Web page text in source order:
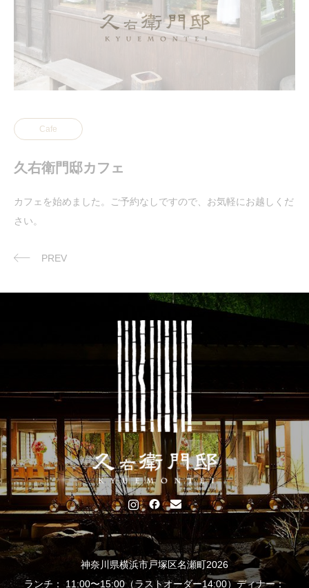
Cafe
久右衛門邸カフェ
カフェを始めました。ご予約なしですので、お気軽にお越しくだ
さい。
PREV
神奈川県横浜市戸塚区名瀬町2026
ランチ： 11:00〜15:00（ラストオーダー14:00）ディナー：